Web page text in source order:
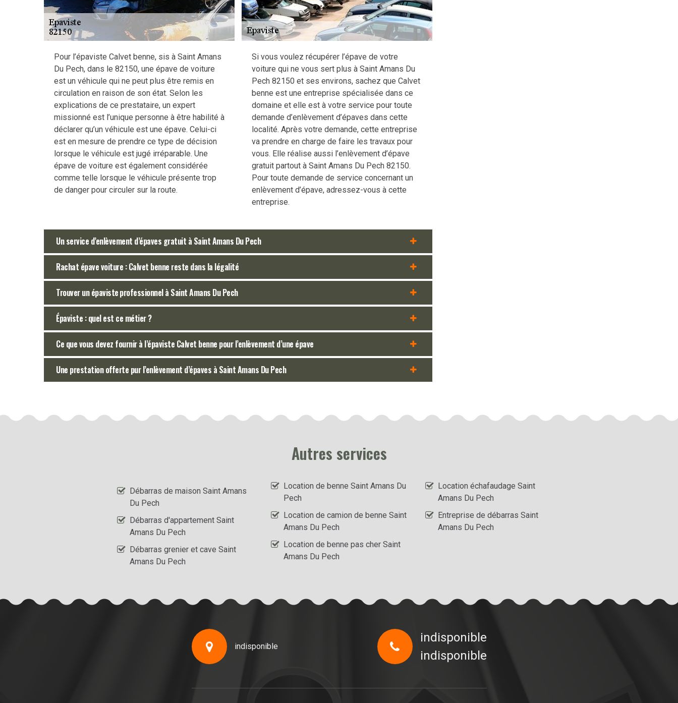
Pour l’épaviste Calvet benne, sis à Saint Amans
Du Pech, dans le 82150, une épave de voiture
est un véhicule qui ne peut plus être remis en
circulation en raison de son état. Selon les
explications de ce prestataire, un expert
missionné est l’unique personne à être habilité à
déclarer qu’un véhicule est une épave. Celui-ci
est en mesure de prendre ce type de décision
lorsque le véhicule est jugé irréparable. Une
épave de voiture est également considérée
comme telle lorsque le véhicule présente trop
de danger pour circuler sur la route.
Si vous voulez récupérer l’épave de votre
voiture qui ne vous sert plus à Saint Amans Du
Pech 82150 et ses environs, sachez que Calvet
benne est une entreprise spécialisée dans ce
domaine et elle est à votre service pour toute
demande d’enlèvement d’épaves dans cette
localité. Après votre demande, cette entreprise
va prendre en charge de faire les travaux pour
vous. Elle réalise aussi l’enlèvement d’épave
gratuit partout à Saint Amans Du Pech 82150.
Pour toute demande de service concernant un
enlèvement d’épave, adressez-vous à cette
entreprise.
Un service d’enlèvement d’épaves gratuit à Saint Amans Du Pech
Rachat épave voiture : Calvet benne reste dans la légalité
Trouver un épaviste professionnel à Saint Amans Du Pech
Épaviste : quel est ce métier ?
Ce que vous devez fournir à l’épaviste Calvet benne pour l’enlèvement d’une épave
Une prestation offerte pur l’enlèvement d’épaves à Saint Amans Du Pech
Autres services
Débarras de maison Saint Amans
Du Pech
Débarras d'appartement Saint
Amans Du Pech
Débarras grenier et cave Saint
Amans Du Pech
Location de benne Saint Amans Du
Pech
Location de camion de benne Saint
Amans Du Pech
Location de benne pas cher Saint
Amans Du Pech
Location échafaudage Saint
Amans Du Pech
Entreprise de débarras Saint
Amans Du Pech
indisponible
indisponible
indisponible